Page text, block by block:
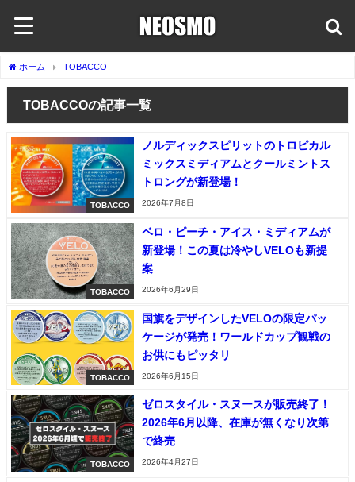
ホーム TOBACCO
TOBACCOの記事一覧
TOBACCO
ノルディックスピリットのトロピカル
ミックスミディアムとクールミントス
トロングが新登場！
2026年7月8日
TOBACCO
ベロ・ピーチ・アイス・ミディアムが
新登場！この夏は冷やしVELOも新提
案
2026年6月29日
TOBACCO
国旗をデザインしたVELOの限定パッ
ケージが発売！ワールドカップ観戦の
お供にもピッタリ
2026年6月15日
TOBACCO
ゼロスタイル・スヌースが販売終了！
2026年6月以降、在庫が無くなり次第
で終売
2026年4月27日